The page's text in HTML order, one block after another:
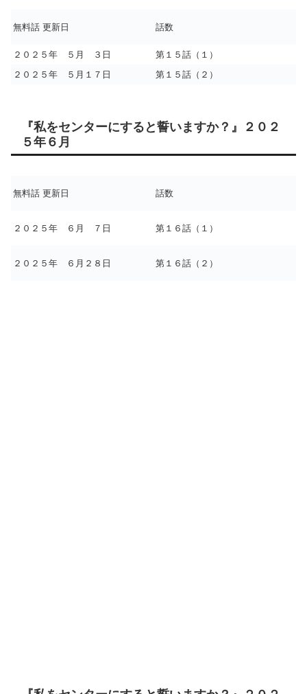
無料話 更新日 話数
２０２５年 ５月 ３日
第１５話（１）
２０２５年 ５月１７日
第１５話（２）
『私をセンターにすると誓いますか？』２０２
５年６月
無料話 更新日 話数
２０２５年 ６月 ７日 第１６話（１）
２０２５年 ６月２８日 第１６話（２）